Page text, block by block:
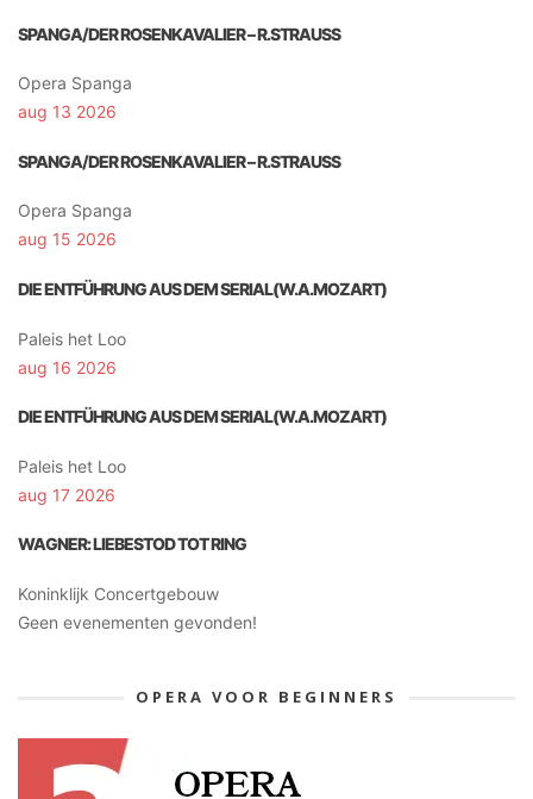
SPANGA/DER ROSENKAVALIER – R.STRAUSS
Opera Spanga
aug 13 2026
SPANGA/DER ROSENKAVALIER – R.STRAUSS
Opera Spanga
aug 15 2026
DIE ENTFÜHRUNG AUS DEM SERIAL(W.A.MOZART)
Paleis het Loo
aug 16 2026
DIE ENTFÜHRUNG AUS DEM SERIAL(W.A.MOZART)
Paleis het Loo
aug 17 2026
WAGNER: LIEBESTOD TOT RING
Koninklijk Concertgebouw
Geen evenementen gevonden!
OPERA VOOR BEGINNERS